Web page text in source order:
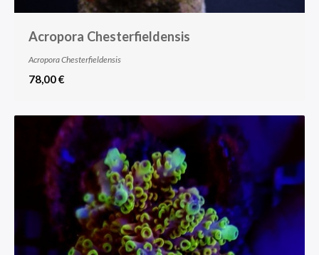
Acropora Chesterfieldensis
Acropora Chesterfieldensis
78,00 €